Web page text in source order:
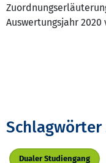
Auswertungsjahr
Dualer Studiengang